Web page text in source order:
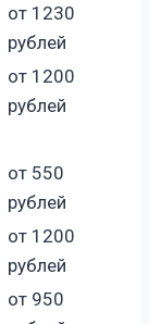
от 1230
рублей
от 1200
рублей
от 550
рублей
от 1200
рублей
от 950